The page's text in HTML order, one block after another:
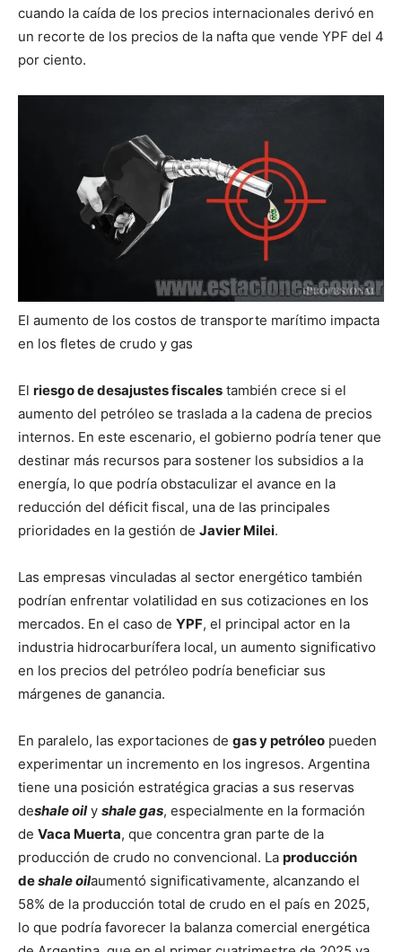
cuando la caída de los precios internacionales derivó en
un recorte de los precios de la nafta que vende YPF del 4
por ciento.
El aumento de los costos de transporte marítimo impacta
en los fletes de crudo y gas
El riesgo de desajustes fiscales también crece si el
aumento del petróleo se traslada a la cadena de precios
internos. En este escenario, el gobierno podría tener que
destinar más recursos para sostener los subsidios a la
energía, lo que podría obstaculizar el avance en la
reducción del déficit fiscal, una de las principales
prioridades en la gestión de Javier Milei.
Las empresas vinculadas al sector energético también
podrían enfrentar volatilidad en sus cotizaciones en los
mercados. En el caso de YPF, el principal actor en la
industria hidrocarburífera local, un aumento significativo
en los precios del petróleo podría beneficiar sus
márgenes de ganancia.
En paralelo, las exportaciones de gas y petróleo pueden
experimentar un incremento en los ingresos. Argentina
tiene una posición estratégica gracias a sus reservas
deshale oily shale gas, especialmente en la formación
de Vaca Muerta, que concentra gran parte de la
producción de crudo no convencional. La producción
deshale oilaumentó significativamente, alcanzando el
58% de la producción total de crudo en el país en 2025,
lo que podría favorecer la balanza comercial energética